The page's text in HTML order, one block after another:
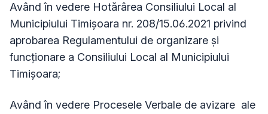
Având în vedere Hotărârea Consiliului Local al
Municipiului Timișoara nr. 208/15.06.2021 privind
aprobarea Regulamentului de organizare și
funcționare a Consiliului Local al Municipiului
Timișoara;
Având în vedere Procesele Verbale de avizare ale